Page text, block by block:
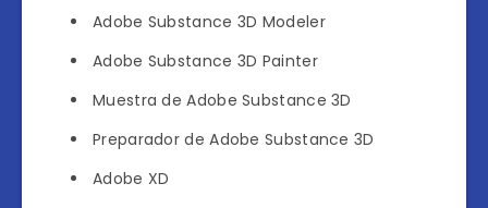
Adobe Substance 3D Modeler
Adobe Substance 3D Painter
Muestra de Adobe Substance 3D
Preparador de Adobe Substance 3D
Adobe XD